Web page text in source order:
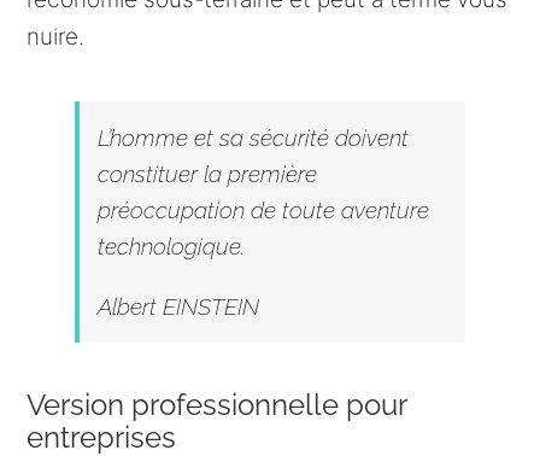
nuire.
L’homme et sa sécurité doivent
constituer la première
préoccupation de toute aventure
technologique.
Albert EINSTEIN
Version professionnelle pour
entreprises